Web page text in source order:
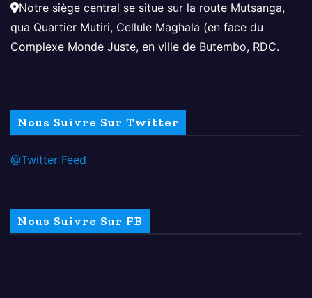
Notre siège central se situe sur la route Mutsanga,
qua Quartier Mutiri, Cellule Maghala (en face du
Complexe Monde Juste, en ville de Butembo, RDC.
Nous Suivre Sur Twitter
@Twitter Feed
Nous Suivre Sur FB